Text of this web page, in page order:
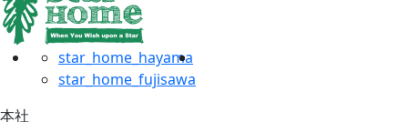
star_home_hayama
star_home_fujisawa
本社